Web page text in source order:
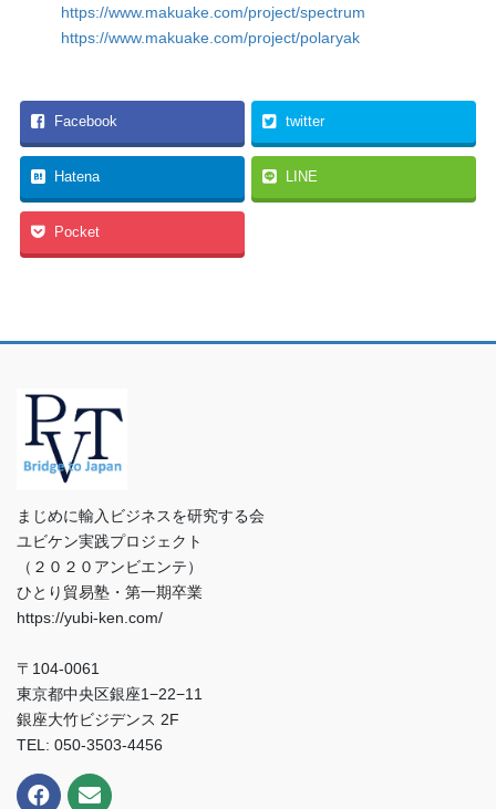
https://www.makuake.com/project/spectrum
https://www.makuake.com/project/polaryak
Facebook twitter
Hatena LINE
Pocket
まじめに輸入ビジネスを研究する会
ユビケン実践プロジェクト
（２０２０アンビエンテ）
ひとり貿易塾・第一期卒業
https://yubi-ken.com/
〒104-0061
東京都中央区銀座1−22−11
銀座大竹ビジデンス 2F
TEL: 050-3503-4456